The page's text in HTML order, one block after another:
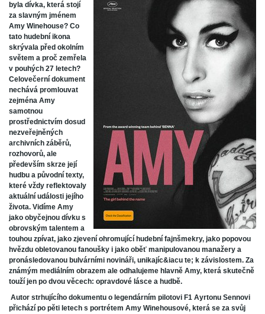
byla dívka, která stojí
za slavným jménem
Amy Winehouse? Co
tato hudební ikona
skrývala před okolním
světem a proč zemřela
v pouhých 27 letech?
Celovečerní dokument
nechává promlouvat
zejména Amy
samotnou
prostřednictvím dosud
nezveřejněných
archivních záběrů,
rozhovorů, ale
především skrze její
hudbu a původní texty,
které vždy reflektovaly
aktuální události jejího
života. Vidíme Amy
jako obyčejnou dívku s
obrovským talentem a
touhou zpívat, jako zjevení ohromující hudební fajnšmekry, jako popovou
hvězdu obletovanou fanoušky i jako oběť manipulovanou manažery a
pronásledovanou bulvárními novináři, unikajíc&iacu te; k závislostem. Za
známým mediálním obrazem ale odhalujeme hlavně Amy, která skutečně
touží jen po dvou věcech: opravdové lásce a hudbě.
Autor strhujícího dokumentu o legendárním pilotovi F1 Ayrtonu Sennovi
přichází po pěti letech s portrétem Amy Winehousové, která se za svůj